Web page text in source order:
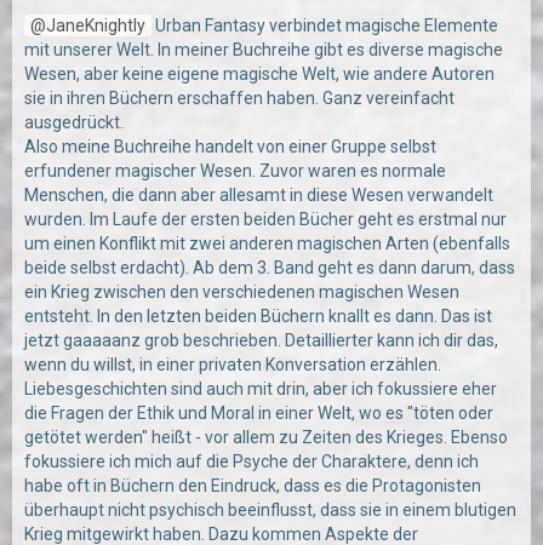
JaneKnightly Urban Fantasy verbindet magische Elemente
mit unserer Welt. In meiner Buchreihe gibt es diverse magische
Wesen, aber keine eigene magische Welt, wie andere Autoren
sie in ihren Büchern erschaffen haben. Ganz vereinfacht
ausgedrückt.
Also meine Buchreihe handelt von einer Gruppe selbst
erfundener magischer Wesen. Zuvor waren es normale
Menschen, die dann aber allesamt in diese Wesen verwandelt
wurden. Im Laufe der ersten beiden Bücher geht es erstmal nur
um einen Konflikt mit zwei anderen magischen Arten (ebenfalls
beide selbst erdacht). Ab dem 3. Band geht es dann darum, dass
ein Krieg zwischen den verschiedenen magischen Wesen
entsteht. In den letzten beiden Büchern knallt es dann. Das ist
jetzt gaaaaanz grob beschrieben. Detaillierter kann ich dir das,
wenn du willst, in einer privaten Konversation erzählen.
Liebesgeschichten sind auch mit drin, aber ich fokussiere eher
die Fragen der Ethik und Moral in einer Welt, wo es "töten oder
getötet werden" heißt - vor allem zu Zeiten des Krieges. Ebenso
fokussiere ich mich auf die Psyche der Charaktere, denn ich
habe oft in Büchern den Eindruck, dass es die Protagonisten
überhaupt nicht psychisch beeinflusst, dass sie in einem blutigen
Krieg mitgewirkt haben. Dazu kommen Aspekte der